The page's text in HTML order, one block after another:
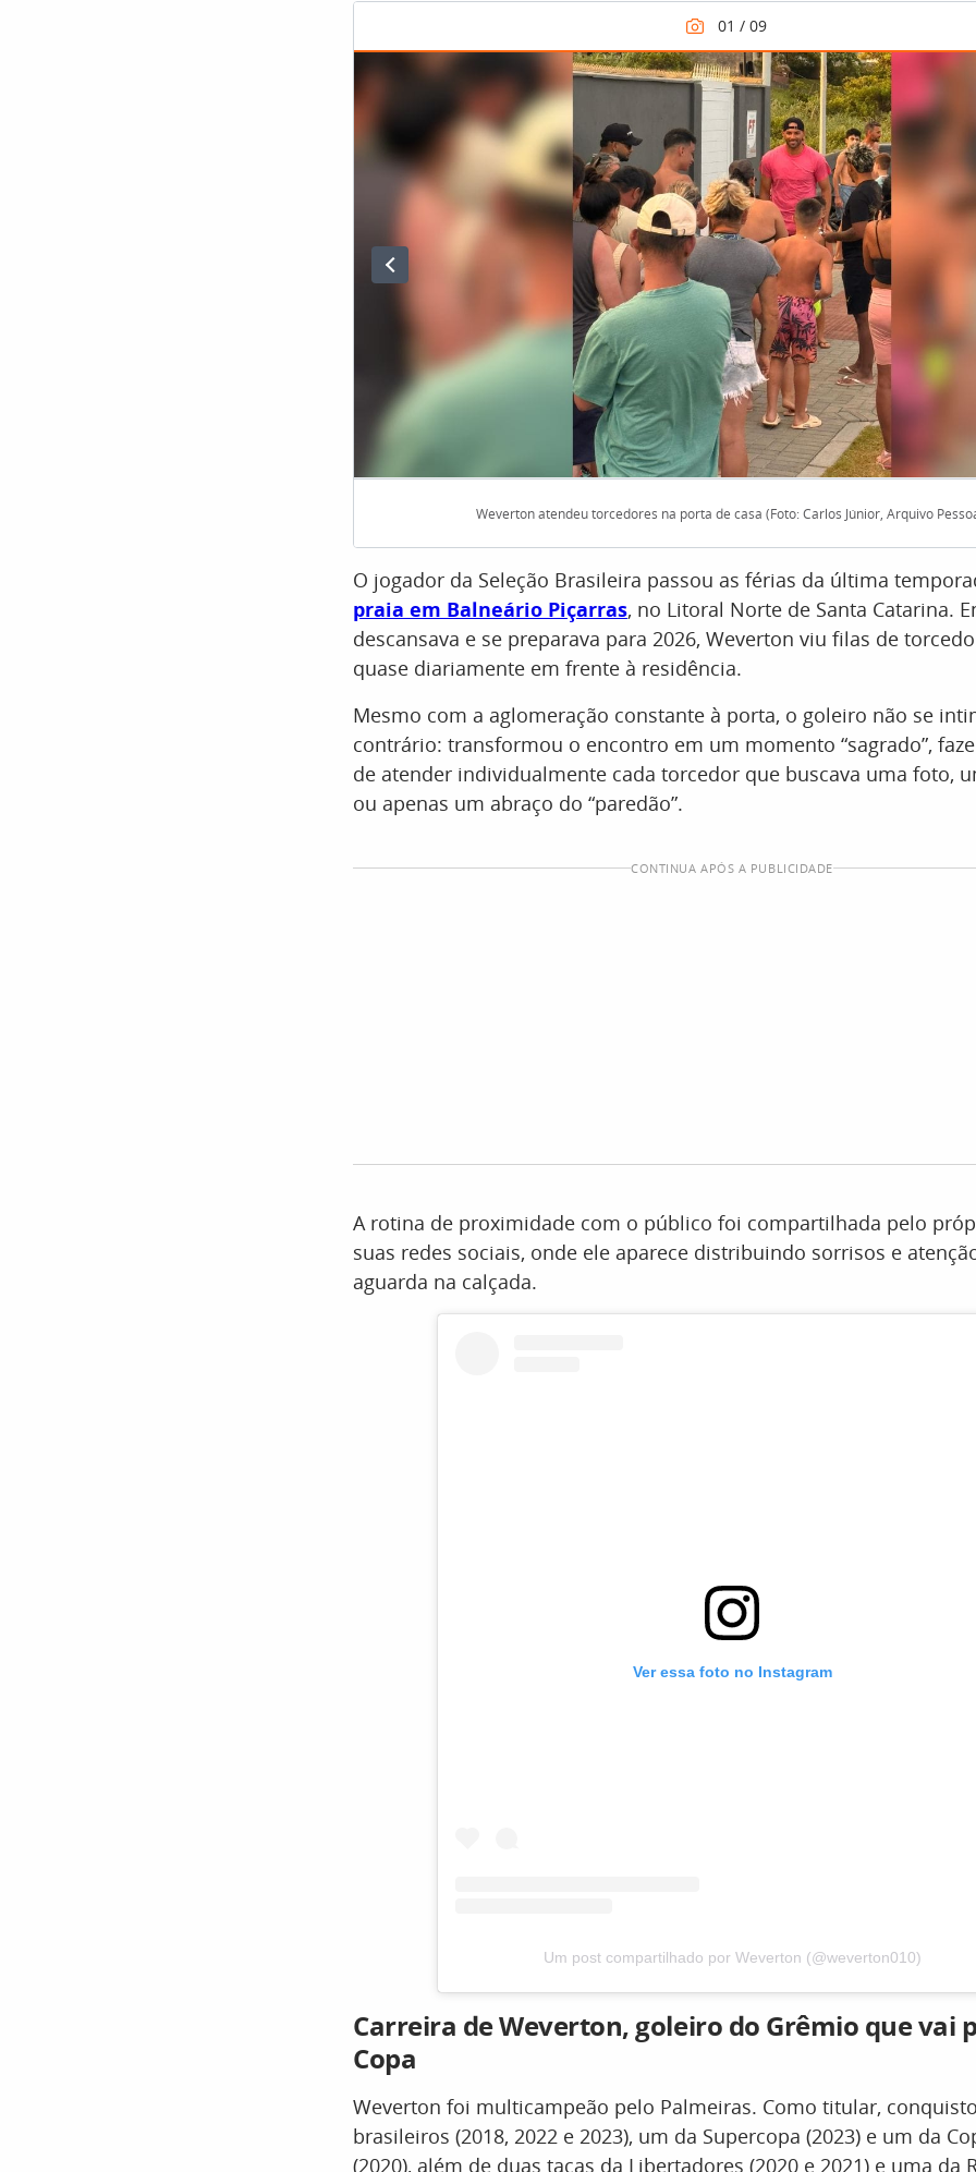
Weverton atendeu torcedores na porta de casa (Foto: Carlos Júnior, Arquivo
O jogador da Seleção Brasileira passou as férias da última
praia em Balneário Piçarras, no Litoral Norte de Santa Catarina.
descansava e se preparava para 2026, Weverton viu filas de
quase diariamente em frente à residência.
Mesmo com a aglomeração constante à porta, o goleiro não se
contrário: transformou o encontro em um momento “sagrado”,
de atender individualmente cada torcedor que buscava uma foto,
ou apenas um abraço do “paredão”.
CONTINUA APÓS A PUBLICIDADE
A rotina de proximidade com o público foi compartilhada pelo
suas redes sociais, onde ele aparece distribuindo sorrisos e
aguarda na calçada.
Ver essa foto no Instagram
Um post compartilhado por Weverton (@weverton010)
Carreira de Weverton, goleiro do Grêmio que vai
Copa
Weverton foi multicampeão pelo Palmeiras. Como titular,
brasileiros (2018, 2022 e 2023), um da Supercopa (2023) e um da
(2020), além de duas taças da Libertadores (2020 e 2021) e uma da